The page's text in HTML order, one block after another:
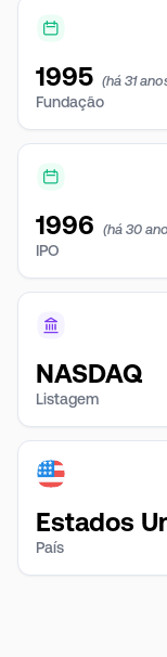
1995 (há 31
Fundação
1996 (há 30
IPO
NASDAQ
Listagem
Estados
País